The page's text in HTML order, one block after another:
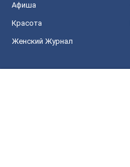
Афиша
Красота
Женский Журнал